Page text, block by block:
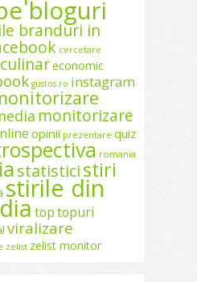
bloguri
branduri in
cercetare
culinareconomic
gustos.ro instagram
monitorizare
opinii prezentare quiz
romania
statisticistiri
stirile din
toptopuri
viralizare
zelist zelist monitor